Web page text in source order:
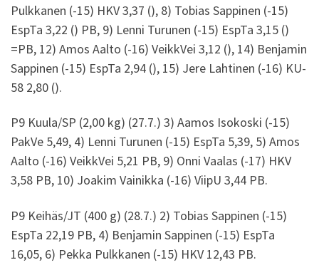
Pulkkanen (-15) HKV 3,37 (), 8) Tobias Sappinen (-15)
EspTa 3,22 () PB, 9) Lenni Turunen (-15) EspTa 3,15 ()
=PB, 12) Amos Aalto (-16) VeikkVei 3,12 (), 14) Benjamin
Sappinen (-15) EspTa 2,94 (), 15) Jere Lahtinen (-16) KU-
58 2,80 ().
P9 Kuula/SP (2,00 kg) (27.7.) 3) Aamos Isokoski (-15)
PakVe 5,49, 4) Lenni Turunen (-15) EspTa 5,39, 5) Amos
Aalto (-16) VeikkVei 5,21 PB, 9) Onni Vaalas (-17) HKV
3,58 PB, 10) Joakim Vainikka (-16) ViipU 3,44 PB.
P9 Keihäs/JT (400 g) (28.7.) 2) Tobias Sappinen (-15)
EspTa 22,19 PB, 4) Benjamin Sappinen (-15) EspTa
16,05, 6) Pekka Pulkkanen (-15) HKV 12,43 PB.